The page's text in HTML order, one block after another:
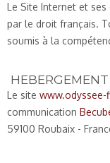
Le Site Internet et
par le droit français.
soumis à la
HEBERGEMENT
Le site www.odyssee-
communication
59100 Roubaix -